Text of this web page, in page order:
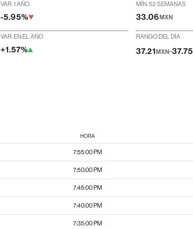
VAR. 1 AÑO
-5.95%
MÍN. 52 SEMANAS
33.06MXN
VAR. EN EL AÑO
+1.57%
RANGO DEL DÍA
37.21 MXN-37.75
HORA
7:55:00 PM
7:50:00 PM
7:45:00 PM
7:40:00 PM
7:35:00 PM